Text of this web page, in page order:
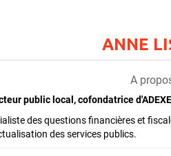
ANNE
A
public local, cofondatrice
des questions financières et
des services publics.